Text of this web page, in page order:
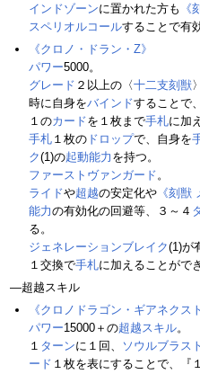
インドゾーンに置かれた方も 《
スペリオルコールすることで有
《クロノ・ドラン・Z》
パワー5000。
グレード ２以上の〈十二支刻獣
時に自身をバインドすることで、
１のカードを１枚まで手札に加
手札 １枚の ドロップで、自身を
ク(1)の起動能力 を持つ。
ファーストヴァンガード。
ライドや超越の安定化や 《刻獣
能力の有効化の回避等、３～４
る。
ジェネレーションブレイク(1)が
１交換で手札に加えることがで
―超越スキル
《クロノドラゴン・ギアネクス
パワー15000＋の超越スキル。
１ ターンに１回、 ソウルブラスト
ード １枚を表にすることで、『１